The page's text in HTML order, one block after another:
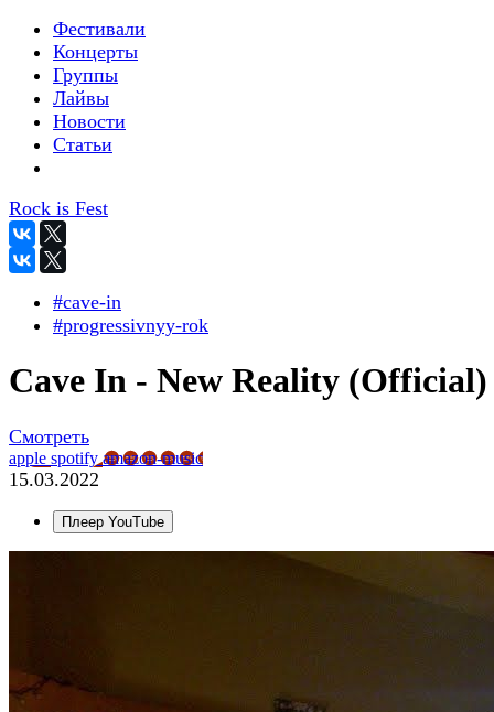
Фестивали
Концерты
Группы
Лайвы
Новости
Статьи
Rock is Fest
#cave-in
#progressivnyy-rok
Cave In - New Reality (Official)
Смотреть
apple spotifyamazon-music
15.03.2022
Плеер YouTube